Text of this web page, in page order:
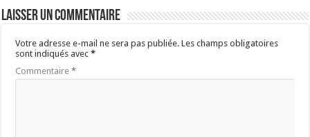
Laisser un commentaire
Votre adresse e-mail ne sera pas publiée. Les champs obligatoires
sont indiqués avec*
Commentaire*